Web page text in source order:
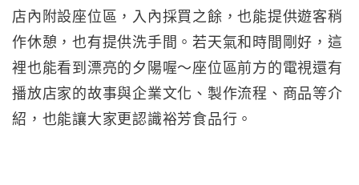
店內附設座位區，入內採買之餘，也能提供遊客稍
作休憩，也有提供洗手間。若天氣和時間剛好，這
裡也能看到漂亮的夕陽喔～座位區前方的電視還有
播放店家的故事與企業文化、製作流程、商品等介
紹，也能讓大家更認識裕芳食品行。